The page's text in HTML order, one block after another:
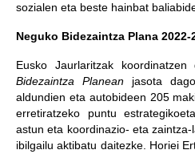
sozialen eta beste hainbat
Neguko Bidezaintza Plana 2022-
Eusko Jaurlaritzak
Bidezaintza Planeanjasota
aldundien eta autobideen 205
erretiratzeko puntu
astun eta koordinazio- eta
ibilgailu aktibatu daitezke. Horiei